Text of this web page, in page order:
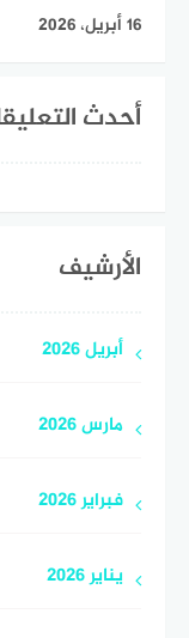
16 أبريل، 2026
أحدث
الأرشيف
أبريل 2026
مارس 2026
فبراير 2026
يناير 2026